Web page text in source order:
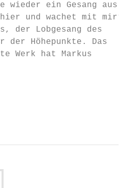
wieder ein Gesang
hier und wachet mit
der
der Höhepunkte.
Werk hat